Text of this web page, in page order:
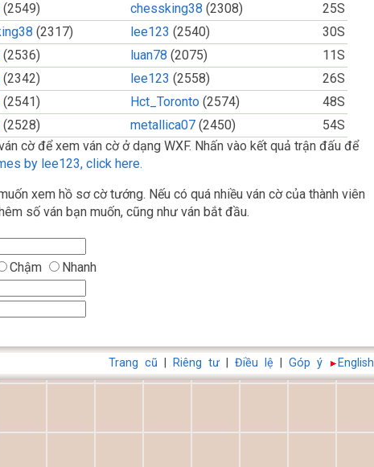
(2549) chessking38 (2308)
25S
(2317) lee123 (2540)
30S
(2536) luan78 (2075)
11S
(2342) lee123 (2558)
26S
(2541) Hct_Toronto (2574)
48S
(2528) metallica07 (2450)
54S
cờ để xem ván cờ ở dạng WXF. Nhấn vào kết quả trận đấu để
by lee123, click here.
xem hồ sơ cờ tướng. Nếu có quá nhiều ván cờ của thành viên
số ván bạn muốn, cũng như ván bắt đầu.
Chậm
Nhanh
English
Góp ý
Điều lệ
Riêng tư
Trang cũ